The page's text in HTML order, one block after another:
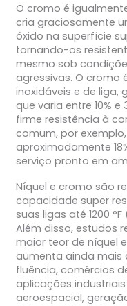
O cromo é
cria graciosamente
óxido na superfície
tornando-os
mesmo sob
agressivas. O cromo
inoxidáveis e de
que varia entre 10%
firme resistência à
comum, por
aproximadamente
serviço pronto em
Níquel e cromo são
capacidade super
suas ligas até 1200
Além disso, estudos
maior teor de níquel
aumenta ainda mais
fluência, comércios
aplicações
aeroespacial,